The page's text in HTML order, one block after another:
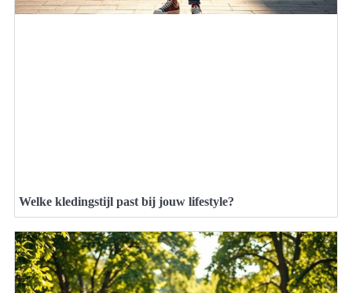
Welke kledingstijl past bij jouw lifestyle?